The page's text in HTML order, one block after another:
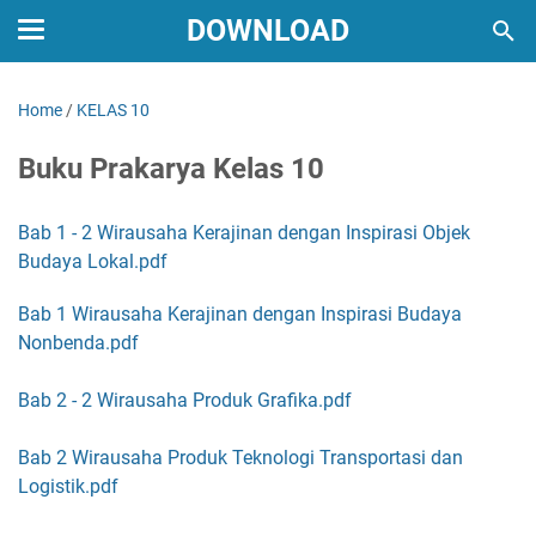
DOWNLOAD
Home / KELAS 10
Buku Prakarya Kelas 10
Bab 1 - 2 Wirausaha Kerajinan dengan Inspirasi Objek
Budaya Lokal.pdf
Bab 1 Wirausaha Kerajinan dengan Inspirasi Budaya
Nonbenda.pdf
Bab 2 - 2 Wirausaha Produk Grafika.pdf
Bab 2 Wirausaha Produk Teknologi Transportasi dan
Logistik.pdf